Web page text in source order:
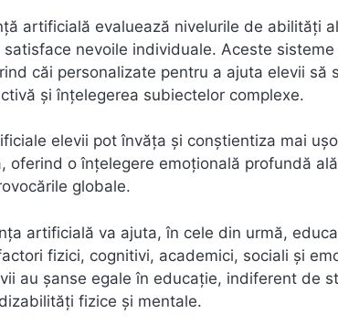
artificială evaluează nivelurile de abilități
nevoile individuale. Aceste
căi personalizate pentru a ajuta elevii să
și înțelegerea subiectelor complexe.
elevii pot învăța și conștientiza mai
oferind o înțelegere emoțională profundă
globale.
artificială va ajuta, în cele din urmă,
fizici, cognitivi, academici, sociali și
au șanse egale în educație, indiferent de
fizice și mentale.